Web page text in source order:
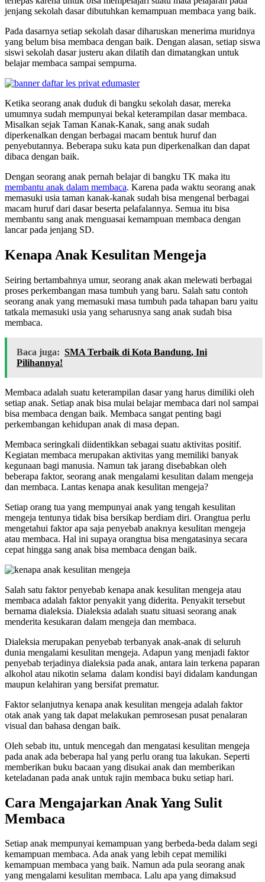
jenjang sekolah dasar dibutuhkan kemampuan membaca yang baik.
Pada dasarnya setiap sekolah dasar diharuskan menerima muridnya
yang belum bisa membaca dengan baik. Dengan alasan, setiap siswa
siswi sekolah dasar justeru akan dilatih dan dimatangkan untuk
belajar membaca sampai sempurna.
Ketika seorang anak duduk di bangku sekolah dasar, mereka
umumnya sudah mempunyai bekal keterampilan dasar membaca.
Misalkan sejak Taman Kanak-Kanak, sang anak sudah
diperkenalkan dengan berbagai macam bentuk huruf dan
penyebutannya. Beberapa suku kata pun diperkenalkan dan dapat
dibaca dengan baik.
Dengan seorang anak pernah belajar di bangku TK maka itu
membantu anak dalam membaca. Karena pada waktu seorang anak
memasuki usia taman kanak-kanak sudah bisa mengenal berbagai
macam huruf dari dasar beserta pelafalannya. Semua itu bisa
membantu sang anak menguasai kemampuan membaca dengan
lancar pada jenjang SD.
Kenapa Anak Kesulitan Mengeja
Seiring bertambahnya umur, seorang anak akan melewati berbagai
proses perkembangan masa tumbuh yang baru. Salah satu contoh
seorang anak yang memasuki masa tumbuh pada tahapan baru yaitu
tatkala memasuki usia yang seharusnya sang anak sudah bisa
membaca.
Baca juga: SMA Terbaik di Kota Bandung, Ini
Pilihannya!
Membaca adalah suatu keterampilan dasar yang harus dimiliki oleh
setiap anak. Setiap anak bisa mulai belajar membaca dari nol sampai
bisa membaca dengan baik. Membaca sangat penting bagi
perkembangan kehidupan anak di masa depan.
Membaca seringkali diidentikkan sebagai suatu aktivitas positif.
Kegiatan membaca merupakan aktivitas yang memiliki banyak
kegunaan bagi manusia. Namun tak jarang disebabkan oleh
beberapa faktor, seorang anak mengalami kesulitan dalam mengeja
dan membaca. Lantas kenapa anak kesulitan mengeja?
Setiap orang tua yang mempunyai anak yang tengah kesulitan
mengeja tentunya tidak bisa bersikap berdiam diri. Orangtua perlu
mengetahui faktor apa saja penyebab anaknya kesulitan mengeja
atau membaca. Hal ini supaya orangtua bisa mengatasinya secara
cepat hingga sang anak bisa membaca dengan baik.
Salah satu faktor penyebab kenapa anak kesulitan mengeja atau
membaca adalah faktor penyakit yang diderita. Penyakit tersebut
bernama dialeksia. Dialeksia adalah suatu situasi seorang anak
menderita kesukaran dalam mengeja dan membaca.
Dialeksia merupakan penyebab terbanyak anak-anak di seluruh
dunia mengalami kesulitan mengeja. Adapun yang menjadi faktor
penyebab terjadinya dialeksia pada anak, antara lain terkena paparan
alkohol atau nikotin selama dalam kondisi bayi didalam kandungan
maupun kelahiran yang bersifat prematur.
Faktor selanjutnya kenapa anak kesulitan mengeja adalah faktor
otak anak yang tak dapat melakukan pemrosesan pusat penalaran
visual dan bahasa dengan baik.
Oleh sebab itu, untuk mencegah dan mengatasi kesulitan mengeja
pada anak ada beberapa hal yang perlu orang tua lakukan. Seperti
memberikan buku bacaan yang disukai anak dan memberikan
keteladanan pada anak untuk rajin membaca buku setiap hari.
Cara Mengajarkan Anak Yang Sulit
Membaca
Setiap anak mempunyai kemampuan yang berbeda-beda dalam segi
kemampuan membaca. Ada anak yang lebih cepat memiliki
kemampuan membaca yang baik. Namun ada pula seorang anak
yang mengalami kesulitan membaca. Lalu apa yang dimaksud